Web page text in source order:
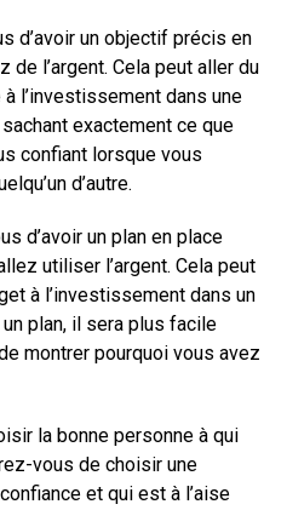
d’avoir un objectif précis en
l’argent. Cela peut aller du
l’investissement dans une
exactement ce que
confiant lorsque vous
d’autre.
d’avoir un plan en place
utiliser l’argent. Cela peut
à l’investissement dans un
un plan, il sera plus facile
montrer pourquoi vous avez
la bonne personne à qui
vous de choisir une
et qui est à l’aise